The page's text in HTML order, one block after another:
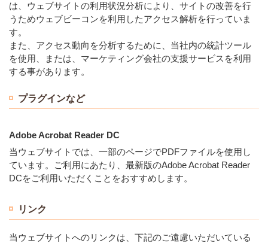
は、ウェブサイトの利用状況分析により、サイトの改善を行
うためウェブビーコンを利用したアクセス解析を行っていま
す。
また、アクセス動向を分析するために、当社内の統計ツール
を使用、または、マーケティング会社の支援サービスを利用
する事があります。
プラグインなど
Adobe Acrobat Reader DC
当ウェブサイトでは、一部のページでPDFファイルを使用し
ています。ご利用にあたり、最新版のAdobe Acrobat Reader
DCをご利用いただくことをおすすめします。
リンク
当ウェブサイトへのリンクは、下記のご遠慮いただいている